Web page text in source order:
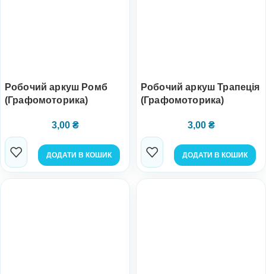
Робочий аркуш Ромб
(Графомоторика)
3,00 ₴
ДОДАТИ В КОШИК
Робочий аркуш Трапеція
(Графомоторика)
3,00 ₴
ДОДАТИ В КОШИК